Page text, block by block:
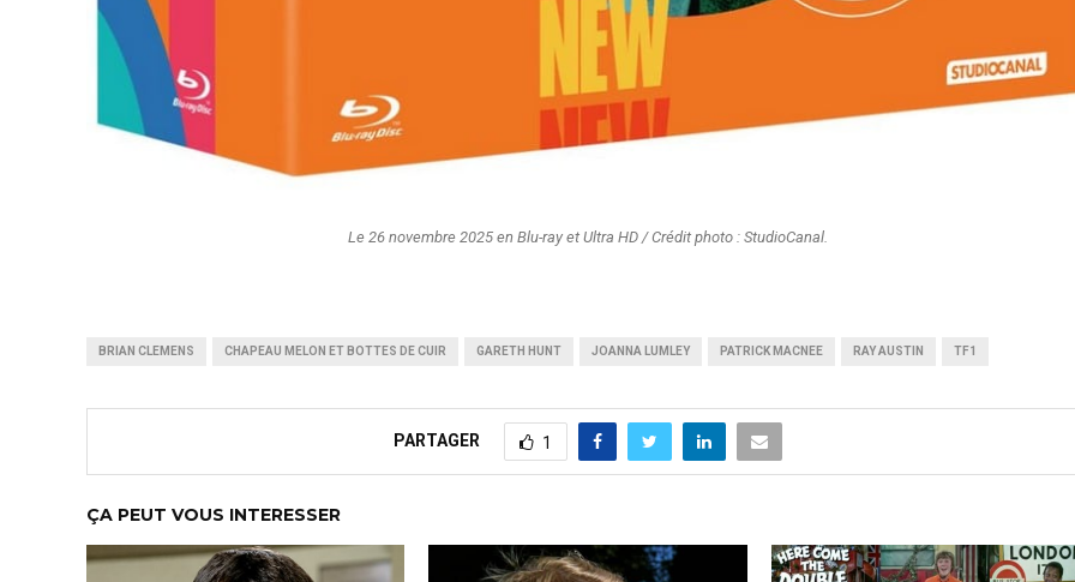
Le 26 novembre 2025 en Blu-ray et Ultra HD / Crédit photo : StudioCanal.
BRIAN CLEMENS CHAPEAU MELON ET BOTTES DE CUIR GARETH HUNT JOANNA LUMLEY PATRICK MACNEE RAY AUSTIN TF1
PARTAGER 1
ÇA PEUT VOUS INTERESSER